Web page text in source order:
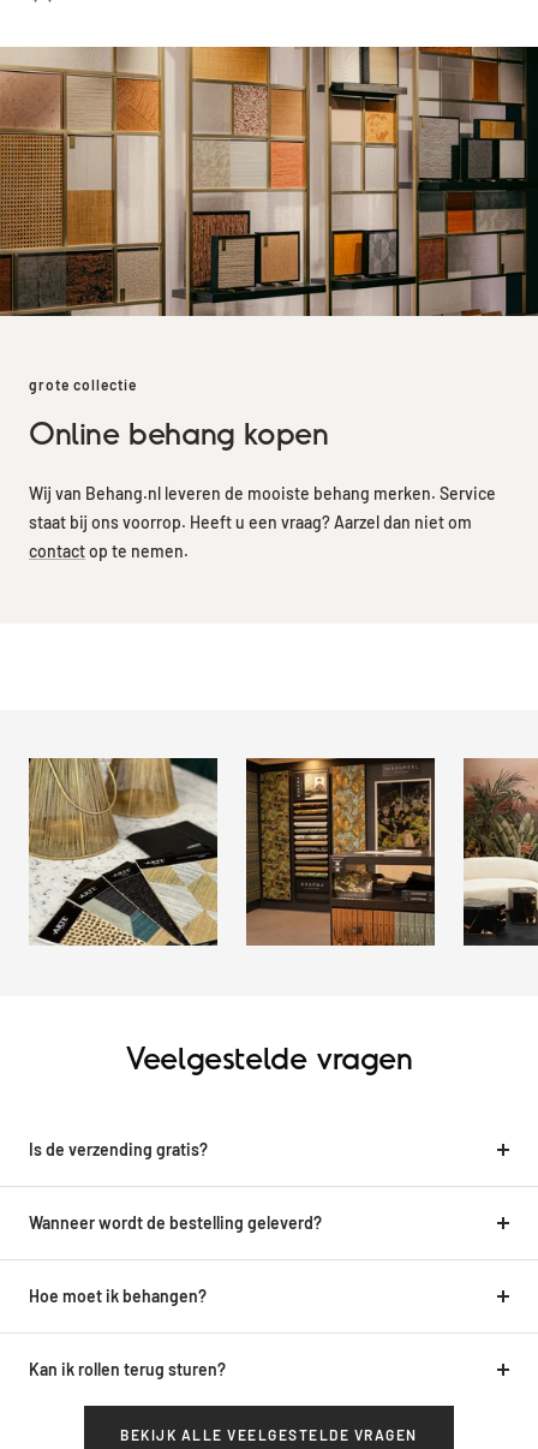
grote collectie
Online behang kopen
Wij van Behang.nl leveren de mooiste behang merken. Service
staat bij ons voorrop. Heeft u een vraag? Aarzel dan niet om
contactop te nemen.
Veelgestelde vragen
Is de verzending gratis?
Wanneer wordt de bestelling geleverd?
Hoe moet ik behangen?
Kan ik rollen terug sturen?
BEKIJK ALLE VEELGESTELDE VRAGEN